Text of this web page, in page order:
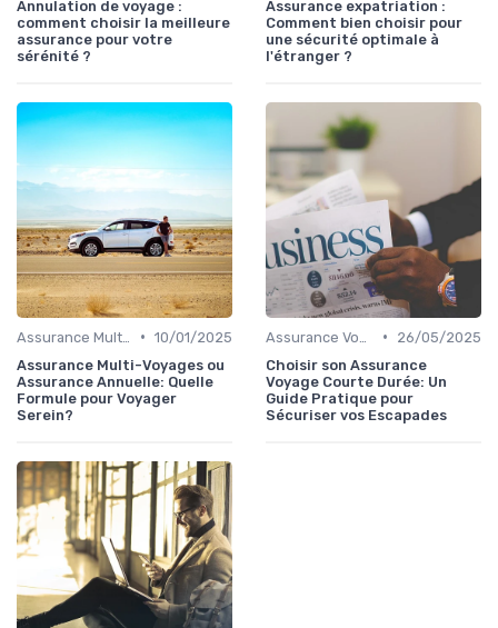
Annulation de voyage :
comment choisir la meilleure
assurance pour votre
sérénité ?
Assurance expatriation :
Comment bien choisir pour
une sécurité optimale à
l'étranger ?
• 10/01/2025
Assurance Multi-Voyages ou
Assurance Annuelle: Quelle
Formule pour Voyager
Serein?
•
26/05/2025
Choisir son Assurance
Voyage Courte Durée: Un
Guide Pratique pour
Sécuriser vos Escapades